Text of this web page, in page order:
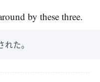
by these three.
た。